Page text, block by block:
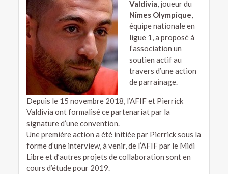
Valdivia, joueur du
Nîmes Olympique,
équipe nationale en
ligue 1, a proposé à
l’association un
soutien actif au
travers d’une action
de parrainage.
Depuis le 15 novembre 2018, l’AFIF et Pierrick
Valdivia ont formalisé ce partenariat par la
signature d’une convention.
Une première action a été initiée par Pierrick sous la
forme d’une interview, à venir, de l’AFIF par le Midi
Libre et d’autres projets de collaboration sont en
cours d’étude pour 2019.